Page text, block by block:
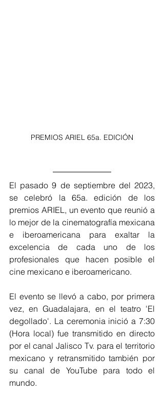
PREMIOS ARIEL 65a. EDICIÓN
El pasado 9 de septiembre del 2023,
se celebró la 65a. edición de los
premios ARIEL, un evento que reunió a
lo mejor de la cinematografía mexicana
e iberoamericana para exaltar la
excelencia de cada uno de los
profesionales que hacen posible el
cine mexicano e iberoamericano.
El evento se llevó a cabo, por primera
vez, en Guadalajara, en el teatro 'El
degollado'. La ceremonia inició a 7:30
(Hora local) fue transmitido en directo
por el canal Jalisco Tv. para el territorio
mexicano y retransmitido también por
su canal de YouTube para todo el
mundo.